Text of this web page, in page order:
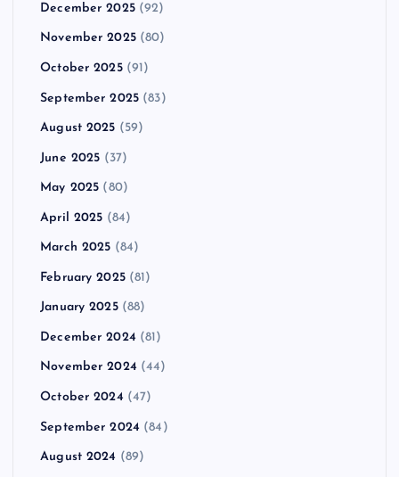
December 2025(92)
November 2025(80)
October 2025(91)
September 2025 (83)
August 2025 (59)
June 2025 (37)
May 2025 (80)
April 2025 (84)
March 2025 (84)
February 2025(81)
January 2025(88)
December 2024 (81)
November 2024 (44)
October 2024 (47)
September 2024 (84)
August 2024 (89)